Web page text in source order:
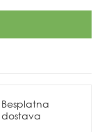
Besplatna
dostava